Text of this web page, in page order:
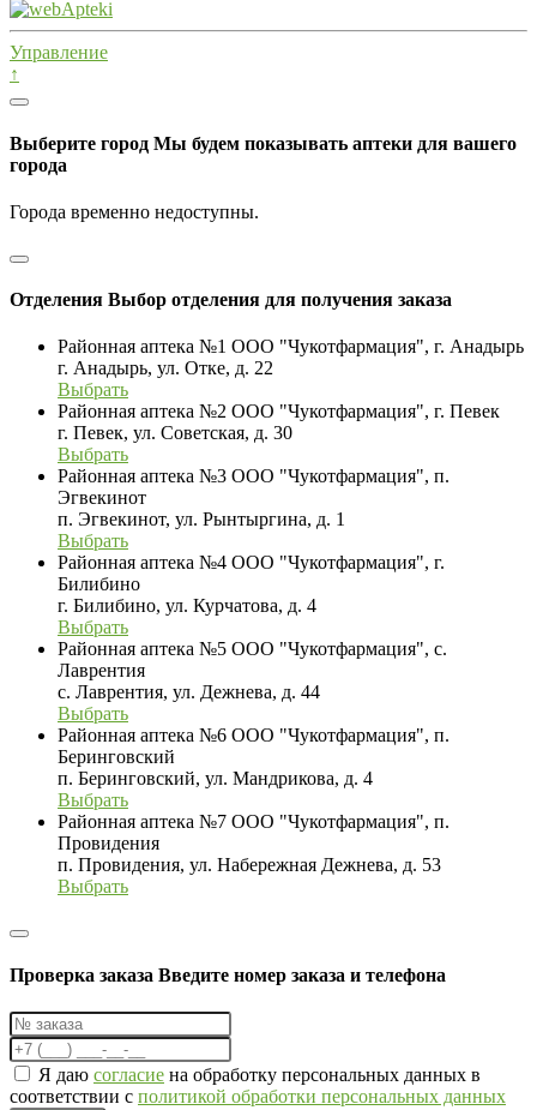
Управление
↑
Выберите город Мы будем показывать аптеки для вашего
города
Города временно недоступны.
Отделения Выбор отделения для получения заказа
Районная аптека №1 ООО "Чукотфармация", г. Анадырь
г. Анадырь, ул. Отке, д. 22
Выбрать
Районная аптека №2 ООО "Чукотфармация", г. Певек
г. Певек, ул. Советская, д. 30
Выбрать
Районная аптека №3 ООО "Чукотфармация", п.
Эгвекинот
п. Эгвекинот, ул. Рынтыргина, д. 1
Выбрать
Районная аптека №4 ООО "Чукотфармация", г.
Билибино
г. Билибино, ул. Курчатова, д. 4
Выбрать
Районная аптека №5 ООО "Чукотфармация", с.
Лаврентия
с. Лаврентия, ул. Дежнева, д. 44
Выбрать
Районная аптека №6 ООО "Чукотфармация", п.
Беринговский
п. Беринговский, ул. Мандрикова, д. 4
Выбрать
Районная аптека №7 ООО "Чукотфармация", п.
Провидения
п. Провидения, ул. Набережная Дежнева, д. 53
Выбрать
Проверка заказа Введите номер заказа и телефона
Я даю согласие на обработку персональных данных в
соответствии с политикой обработки персональных данных